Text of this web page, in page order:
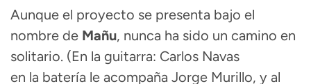
Aunque el proyecto se presenta bajo el
nombre de Mañu, nunca ha sido un camino en
solitario. (En la guitarra: Carlos Navas
en la batería le acompaña Jorge Murillo, y al